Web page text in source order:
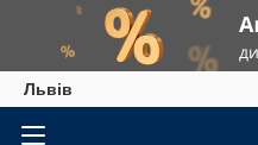
Львів